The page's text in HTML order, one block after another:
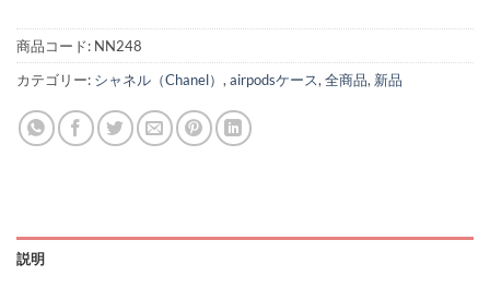
商品コード: NN248
カテゴリー: シャネル（Chanel） , airpodsケース, 全商品, 新品
説明